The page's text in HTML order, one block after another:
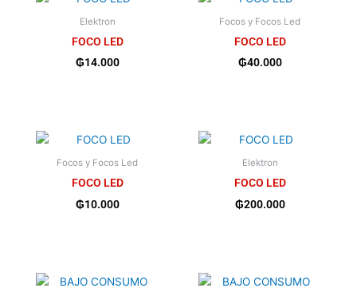
Elektron
FOCO LED
₲14.000
Focos y Focos Led
FOCO LED
₲40.000
Focos y Focos Led
FOCO LED
₲10.000
Elektron
FOCO LED
₲200.000